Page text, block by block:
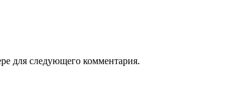
для следующего комментария.